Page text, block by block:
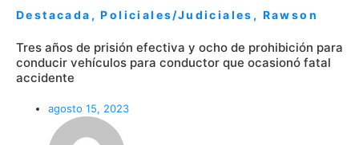
Destacada ,Policiales/Judiciales , Rawson
Tres años de prisión efectiva y ocho de prohibición para
conducir vehículos para conductor que ocasionó fatal
accidente
agosto 15, 2023